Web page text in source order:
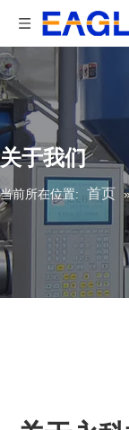
关于我们
当前所在位置: 首页